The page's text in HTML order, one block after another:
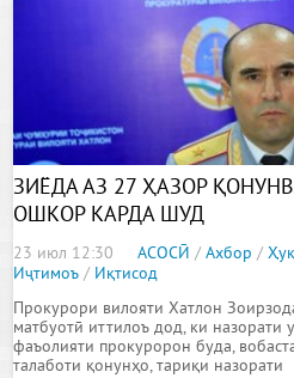
ЗИЁДА АЗ 27 ҲАЗОР
ОШКОР КАРДА ШУД
23 июл 12:30 АСОСӢ /Ахбор /
Иҷтимоъ / Иқтисод
Прокурори вилояти Хатлон
матбуотӣ иттилоъ дод, ки назорати
фаъолияти прокуророн буда,
талаботи қонунҳо, тариқи назорати